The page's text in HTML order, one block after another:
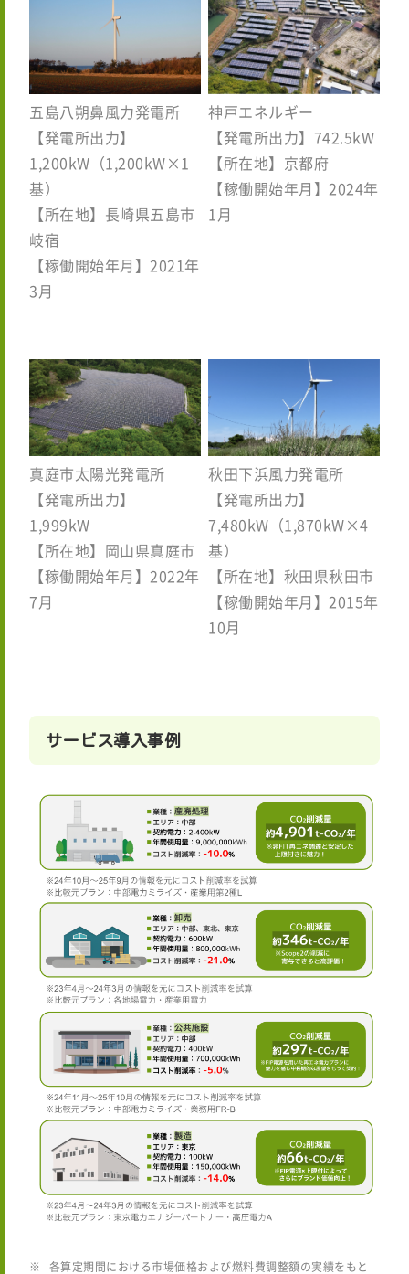
五島八朔鼻風力発電所
【発電所出力】
1,200kW（1,200kW×1
基）
【所在地】長崎県五島市
岐宿
【稼働開始年月】2021年
3月
神戸エネルギー
【発電所出力】742.5kW
【所在地】京都府
【稼働開始年月】2024年
1月
真庭市太陽光発電所
【発電所出力】
1,999kW
【所在地】岡山県真庭市
【稼働開始年月】2022年
7月
秋田下浜風力発電所
【発電所出力】
7,480kW（1,870kW×4
基）
【所在地】秋田県秋田市
【稼働開始年月】2015年
10月
サービス導入事例
各算定期間における市場価格および燃料費調整額の実績をもと